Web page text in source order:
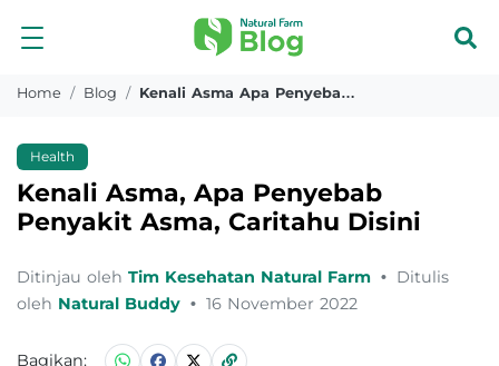
Home Blog Kenali Asma Apa Penyebab Penyakit Asma Caritahu Disini
Health
Kenali Asma, Apa Penyebab
Penyakit Asma, Caritahu Disini
Ditinjau oleh Tim Kesehatan Natural Farm • Ditulis
oleh Natural Buddy • 16 November 2022
Bagikan: